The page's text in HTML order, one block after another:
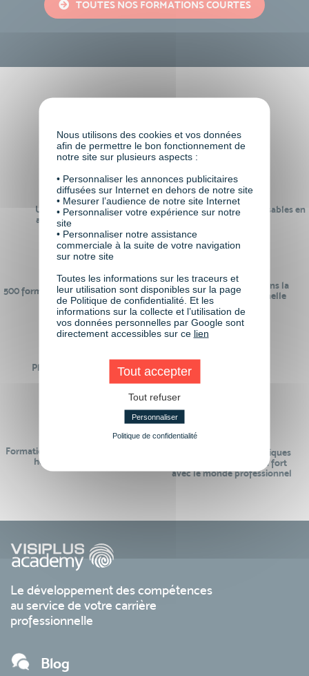
TOUTES NOS FORMATIONS COURTES
Faire le choix de VISIPLUS
academy c’est
Un réseau de 22 000
anciens participants
100% des formations réalisables en
500 formations pour se préparer au
monde de demain
24 ans d'expérience dans la
formation professionnelle
Plus de 50 formations
Formations réalisables pendant ou
hors temps de travail
Des contenus pédagogiques
« de pointe » et en lien fort
avec le monde professionnel
Le développement des compétences
au service de votre carrière
professionnelle
Blog
Nous utilisons des cookies et vos données
afin de permettre le bon fonctionnement de
notre site sur plusieurs aspects :
• Personnaliser les annonces publicitaires
diffusées sur Internet en dehors de notre site
• Mesurer l’audience de notre site Internet
• Personnaliser votre expérience sur notre
site
• Personnaliser notre assistance
commerciale à la suite de votre navigation
sur notre site
Toutes les informations sur les traceurs et
leur utilisation sont disponibles sur la page
de Politique de confidentialité. Et les
informations sur la collecte et l’utilisation de
vos données personnelles par Google sont
directement accessibles sur ce lien
Tout accepter
Tout refuser
Personnaliser
Politique de confidentialité